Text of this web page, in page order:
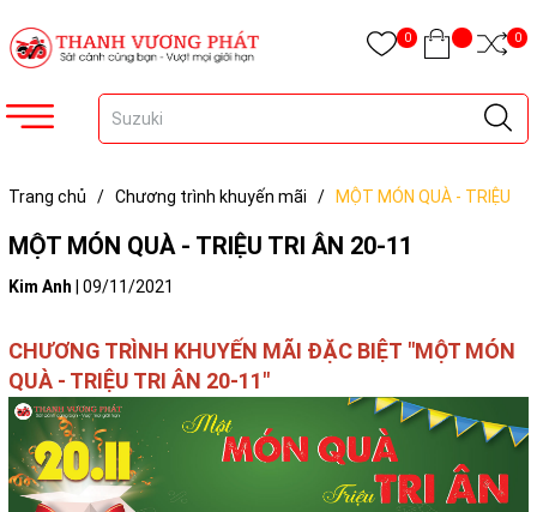
0 0
Trang chủ / Chương trình khuyến mãi /
MỘT MÓN QUÀ - TRIỆU
MỘT MÓN QUÀ - TRIỆU TRI ÂN 20-11
Kim Anh 09/11/2021
CHƯƠNG TRÌNH KHUYẾN MÃI ĐẶC BIỆT "MỘT MÓN
QUÀ - TRIỆU TRI ÂN 20-11"